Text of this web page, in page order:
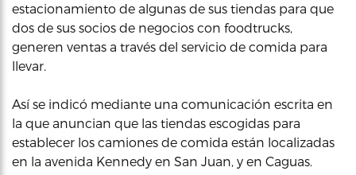
estacionamiento de algunas de sus tiendas para que
dos de sus socios de negocios con foodtrucks,
generen ventas a través del servicio de comida para
llevar.
Así se indicó mediante una comunicación escrita en
la que anuncian que las tiendas escogidas para
establecer los camiones de comida están localizadas
en la avenida Kennedy en San Juan, y en Caguas.